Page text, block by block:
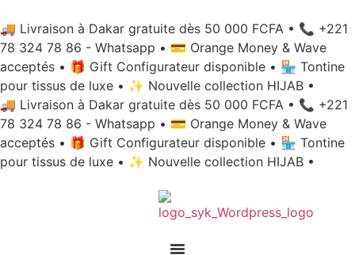
🚚 Livraison à Dakar gratuite dès 50 000 FCFA • 📞 +221
78 324 78 86 - Whatsapp • 💳 Orange Money & Wave
acceptés • 🎁 Gift Configurateur disponible • 🏪 Tontine
pour tissus de luxe • ✨ Nouvelle collection HIJAB •
🚚 Livraison à Dakar gratuite dès 50 000 FCFA • 📞 +221
78 324 78 86 - Whatsapp • 💳 Orange Money & Wave
acceptés • 🎁 Gift Configurateur disponible • 🏪 Tontine
pour tissus de luxe • ✨ Nouvelle collection HIJAB •